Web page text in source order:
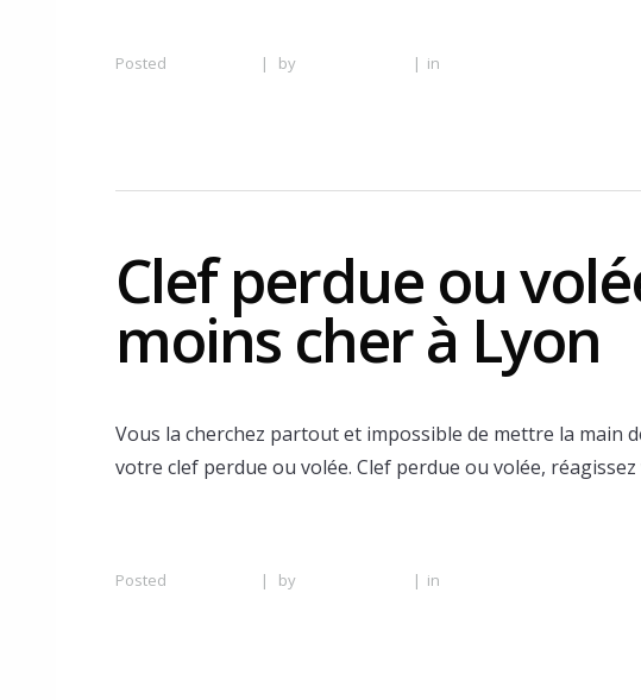
Posted | by | in
Clef perdue ou
moins cher à Lyon
Vous la cherchez partout et impossible de mettre la main
votre clef perdue ou volée. Clef perdue ou volée,
Posted | by | in